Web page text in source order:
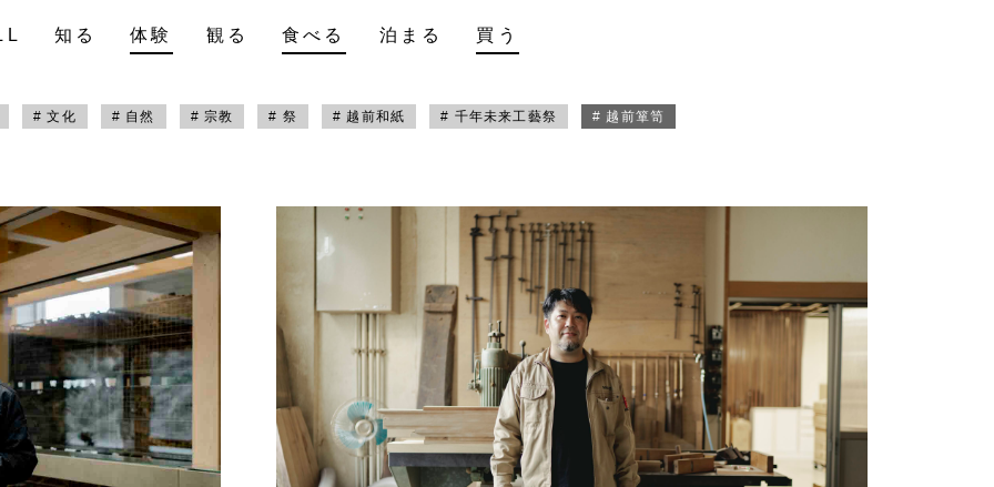
知る 体験 観る 食べる 泊まる 買う
# 文化 # 自然 # 宗教 # 祭 # 越前和紙 # 千年未来工藝祭 # 越前箪笥